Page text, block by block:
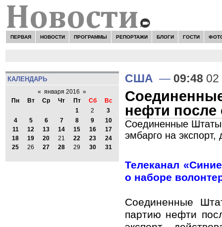
ПЕРВАЯ НОВОСТИ ПРОГРАММЫ РЕПОРТАЖИ БЛОГИ ГОСТИ
КАЛЕНДАРЬ
« января 2016 »
Пн
Вт Ср Чт Пт Сб
Вс
1
2
3
4
5 6 7 8 9
10
11
12 13 14 15 16
17
18
19 20 21 22 23
24
25
26 27 28 29 30 31
США — 09:48 02
нефти после
Соединенные
эмбарго на
Телеканал
о наборе
Соединенные
партию нефти